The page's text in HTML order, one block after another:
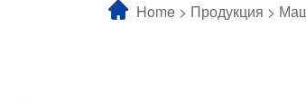
Home > Продукция >